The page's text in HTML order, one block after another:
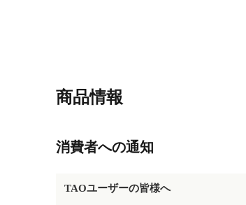
商品情報
消費者への通知
TAOユーザーの皆様へ